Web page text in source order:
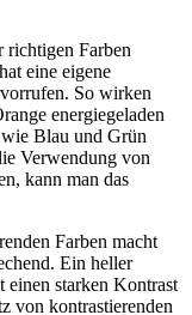
richtigen ‍Farben
eine⁤ eigene‌
So⁣ wirken
energiegeladen
Blau und ‍Grün
Verwendung von
kann ​man das
Farben macht
Ein heller
starken Kontrast
von ‌kontrastierenden